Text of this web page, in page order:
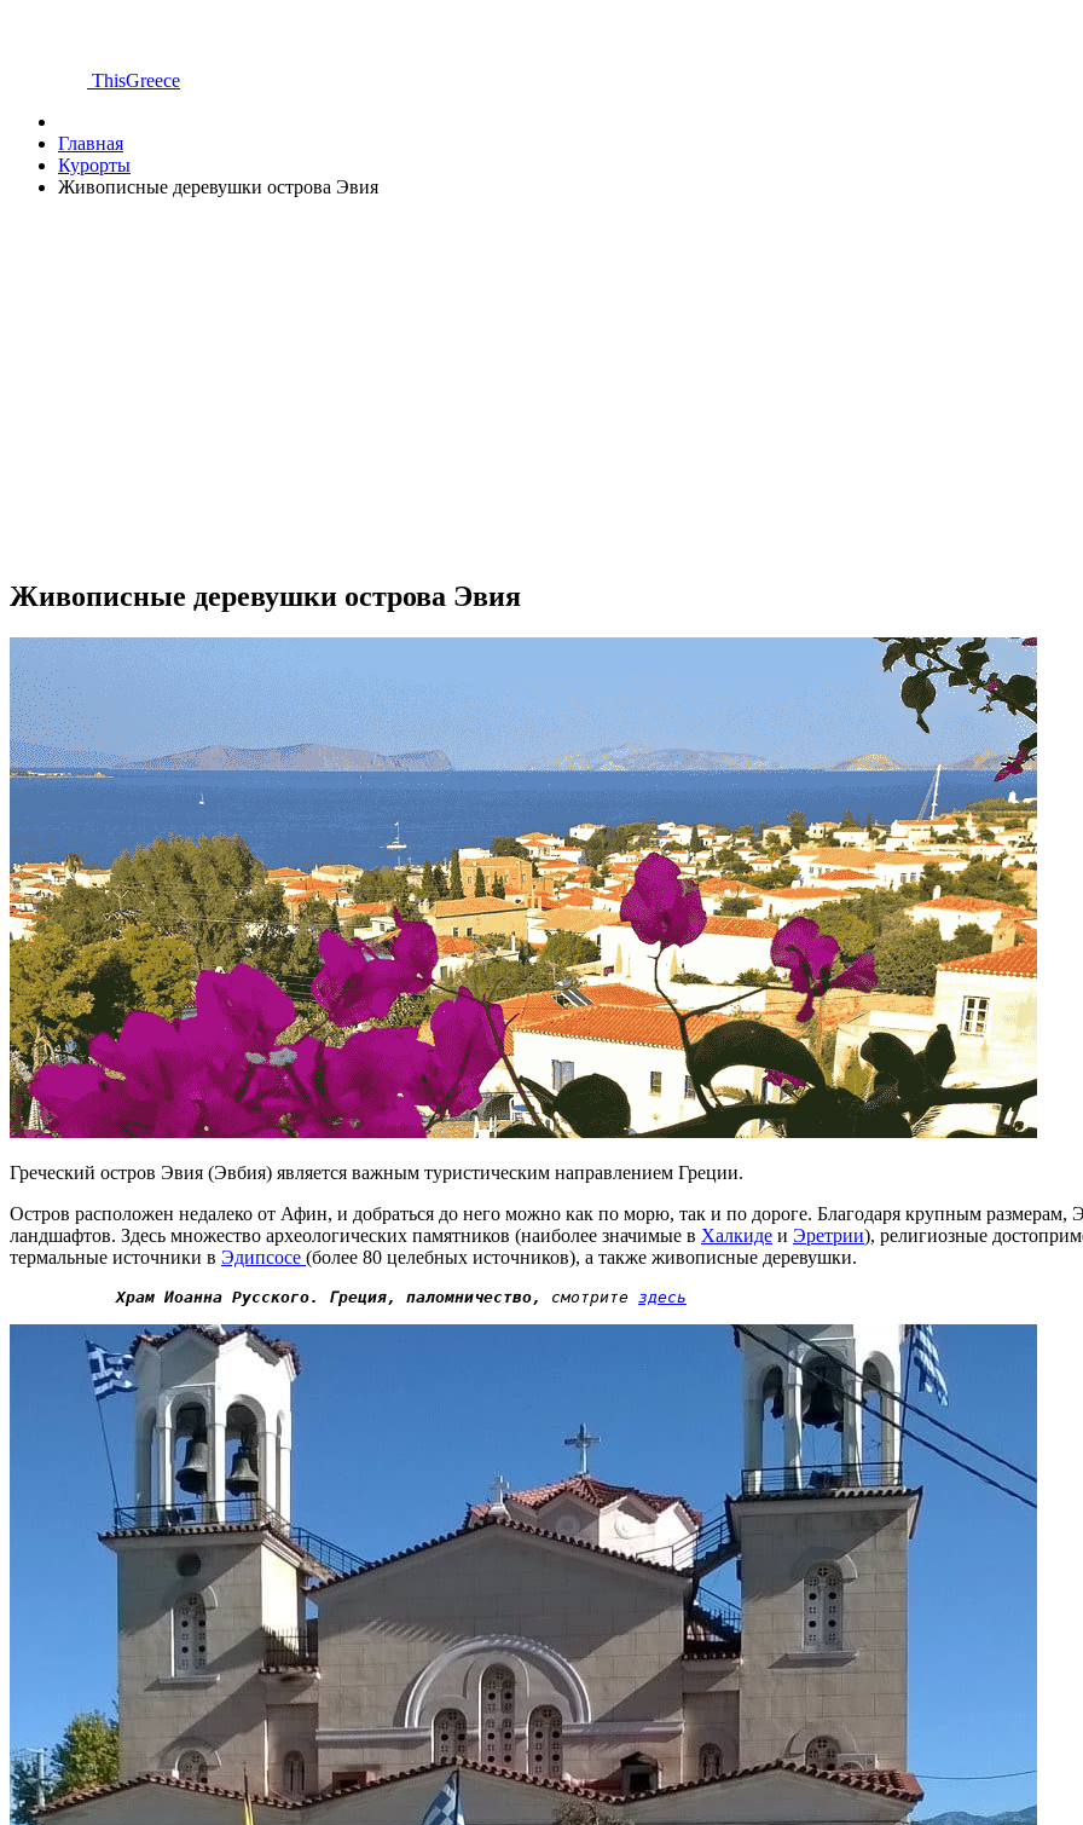
ThisGreece
Главная
Курорты
Живописные деревушки острова Эвия
Живописные деревушки острова Эвия
Греческий остров Эвия (Эвбия) является важным туристическим направлением Греции.
Остров расположен недалеко от Афин, и добраться до него можно как по морю, так и по дороге. Благодаря крупным размерам,
ландшафтов. Здесь множество археологических памятников (наиболее значимые в Халкиде и Эретрии), религиозные
термальные источники в Эдипсосе (более 80 целебных источников), а также живописные деревушки.
Храм Иоанна Русского. Греция, паломничество, смотрите здесь